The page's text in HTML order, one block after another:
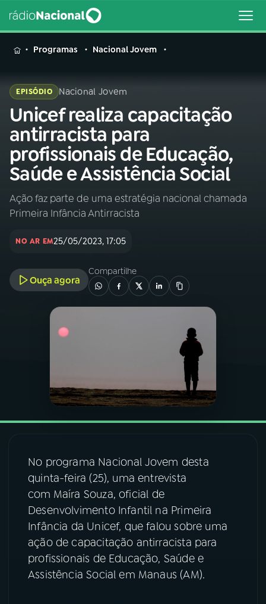
MENU
Buscar
na
Rádio
Nacional
Buscar
AO VIVO
01INÍCIO
PROGRAMAÇÃO
PROGRAMAS
08FESTIVAL DE MÚSICA
ACOMPANHE A RÁDIO NACIONAL
YouTube Facebook
Programas Nacional Jovem
EPISÓDIO Nacional Jovem
Unicef realiza capacitação
antirracista para
profissionais de Educação,
Saúde e Assistência Social
Ação faz parte de uma estratégia nacional chamada
Primeira Infância Antirracista
NO AR EM25/05/2023, 17:05
Ouça agora
Compartilhe
No programa Nacional Jovem desta
quinta-feira (25), uma entrevista
com Maíra Souza, oficial de
Desenvolvimento Infantil na Primeira
Infância da Unicef, que falou sobre uma
ação de capacitação antirracista para
profissionais de Educação, Saúde e
Assistência Social em Manaus (AM).